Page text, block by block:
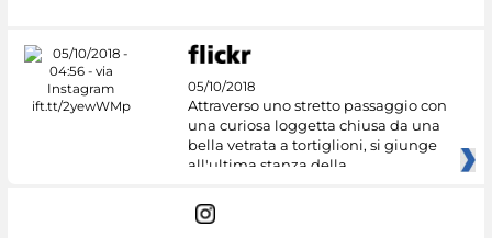
05/10/2018
Attraverso uno stretto passaggio con
una curiosa loggetta chiusa da una
bella vetrata a tortiglioni, si giunge
all'ultima stanza della